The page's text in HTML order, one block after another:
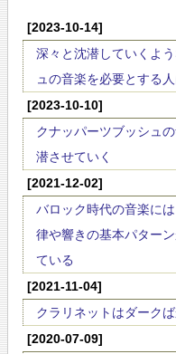
[2023-10-14]
深々と沈潜していくよ
ュの音楽を必要とする
[2023-10-10]
クナッパーツブッシュ
潜させていく
[2021-12-02]
バロック時代の音楽に
律や響きの基本パター
ている
[2021-11-04]
クラリネットはダーク
[2020-07-09]